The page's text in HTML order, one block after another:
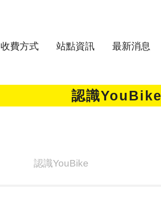
收費方式 站點資訊 最新消息
認識YouBike
認識YouBike